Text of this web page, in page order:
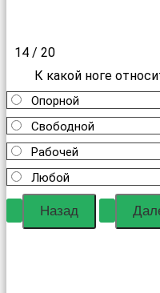
14 / 20
К какой ноге
Опорной
Свободной
Рабочей
Любой